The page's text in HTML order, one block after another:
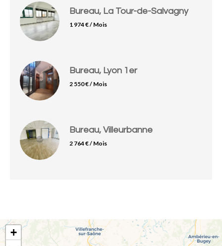
Bureau, La Tour-de-Salvagny
1 974 € / Mois
Bureau, Lyon 1er
2 550 € / Mois
Bureau, Villeurbanne
2 764 € / Mois
+